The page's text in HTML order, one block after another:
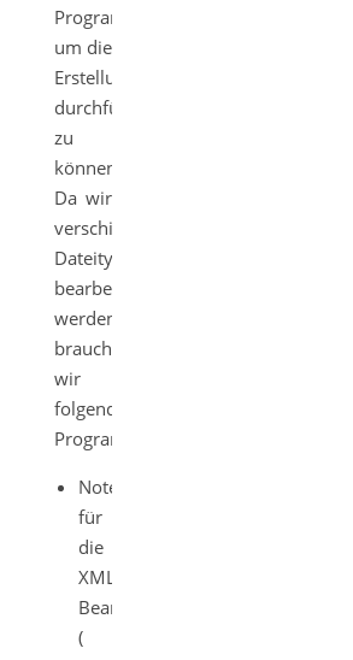
Programme
um die
Erstellung
durchführen
zu
können.
Da wir
verschiedene
Dateitypen
bearbeiten
werden,
brauchen
wir
folgende
Programme:
Notepad++
für
die
XML-
Bearbeitung
(